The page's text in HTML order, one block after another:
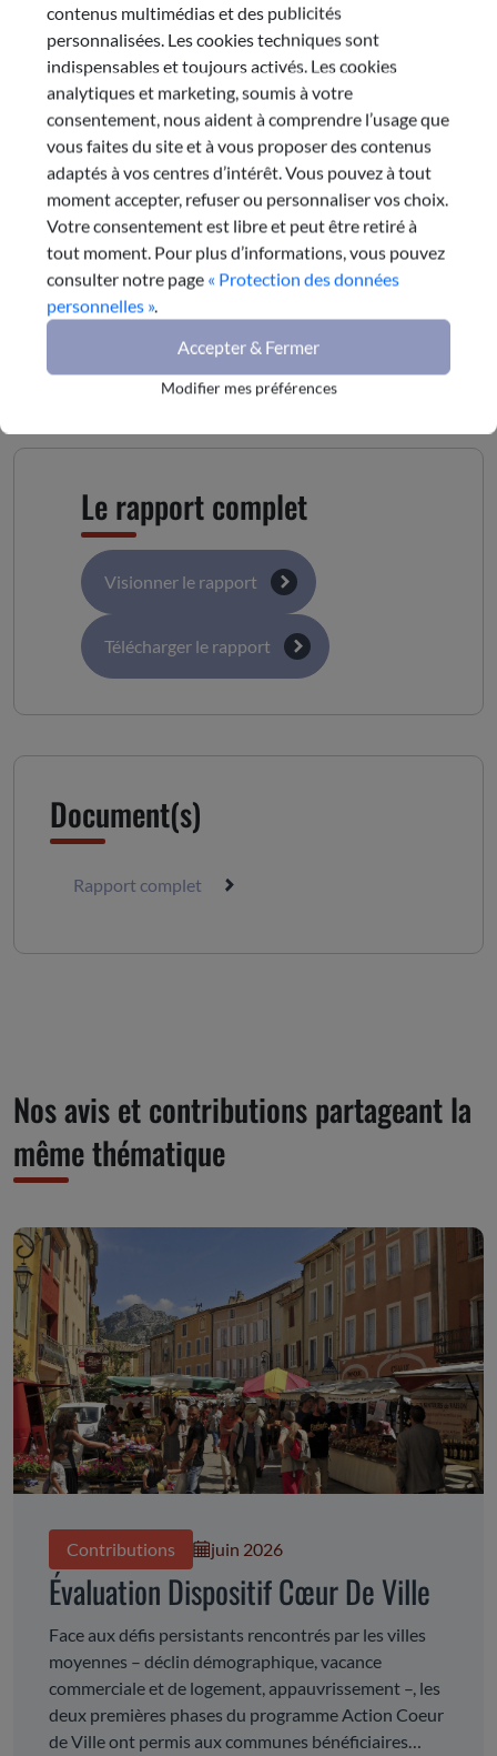
CORPS INTERMEDIAIRES/SOCIETE
CIVILE ORGANISEE/ORGANISME
CONSULTATIF/CESER/LEGITIMITE/
REGIONAL
Partager cette publication
Envoyer par e-mail
Le rapport complet
Visionner le rapport
Télécharger le rapport
Document(s)
Rapport complet
Nos avis et contributions partageant la
même thématique
Contributions juin 2026
Évaluation Dispositif Cœur De Ville
Face aux défis persistants rencontrés par les villes
moyennes – déclin démographique, vacance
commerciale et de logement, appauvrissement –, les
deux premières phases du programme Action Coeur
de Ville ont permis aux communes bénéficiaires
contenus multimédias et des publicités
personnalisées. Les cookies techniques sont
indispensables et toujours activés. Les cookies
analytiques et marketing, soumis à votre
consentement, nous aident à comprendre l’usage que
vous faites du site et à vous proposer des contenus
adaptés à vos centres d’intérêt. Vous pouvez à tout
moment accepter, refuser ou personnaliser vos choix.
Votre consentement est libre et peut être retiré à
tout moment. Pour plus d’informations, vous pouvez
consulter notre page « Protection des données
personnelles ».
Accepter & Fermer
Modifier mes préférences